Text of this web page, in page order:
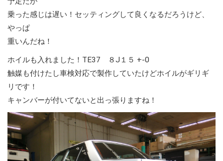
乗った感じは遅い！セッティングして良くなるだろうけど、
やっぱ
重いんだね！
ホイルも入れました！TE37 ８J１５ +-0
触媒も付けたし車検対応で製作していたけどホイルがギリギ
リです！
キャンバーが付いてないと出っ張りますね！